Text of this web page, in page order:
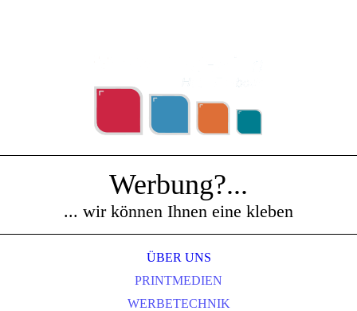
Werbung?...
... wir können Ihnen eine kleben
ÜBER UNS
PRINTMEDIEN
WERBETECHNIK